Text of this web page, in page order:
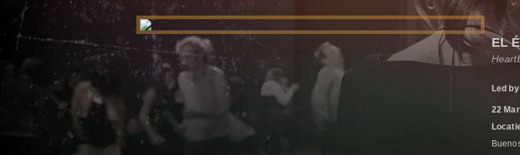
EL
Led
22